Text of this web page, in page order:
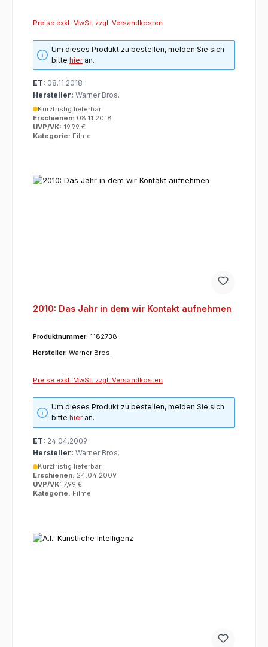
Preise exkl. MwSt. zzgl. Versandkosten
Um dieses Produkt zu bestellen, melden Sie sich
bittehieran.
ET: 08.11.2018
Hersteller: Warner Bros.
Kurzfristig lieferbar
Erschienen: 08.11.2018
UVP/VK: 19,99 €
Kategorie: Filme
2010: Das Jahr in dem wir Kontakt aufnehmen
Produktnummer: 1182738
Hersteller: Warner Bros.
Preise exkl. MwSt. zzgl. Versandkosten
Um dieses Produkt zu bestellen, melden Sie sich
bittehieran.
ET: 24.04.2009
Hersteller: Warner Bros.
Kurzfristig lieferbar
Erschienen: 24.04.2009
UVP/VK: 7,99 €
Kategorie: Filme